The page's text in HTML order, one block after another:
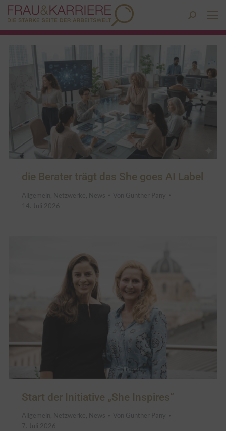
Search:
die Berater trägt das She goes AI Label
Allgemein Netzwerke News Von Gunther Pany
14. Juli 2026
Start der Initiative „She Inspires“
Allgemein, Netzwerke, News Von Gunther Pany
7. Juli 2026